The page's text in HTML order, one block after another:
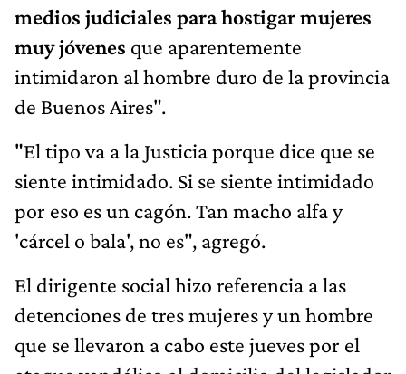
medios judiciales para hostigar mujeres
muy jóvenes que aparentemente
intimidaron al hombre duro de la provincia
de Buenos Aires".
"El tipo va a la Justicia porque dice que se
siente intimidado. Si se siente intimidado
por eso es un cagón. Tan macho alfa y
'cárcel o bala', no es", agregó.
El dirigente social hizo referencia a las
detenciones de tres mujeres y un hombre
que se llevaron a cabo este jueves por el